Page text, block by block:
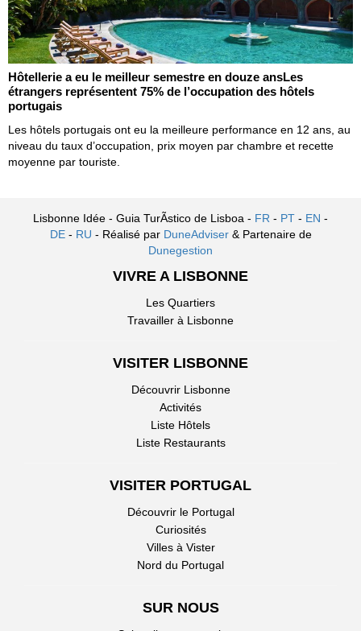
Hôtellerie a eu le meilleur semestre en douze ansLes
étrangers représentent 75% de l’occupation des hôtels
portugais
Les hôtels portugais ont eu la meilleure performance en 12 ans, au
niveau du taux d’occupation, prix moyen par chambre et recette
moyenne par touriste.
Lisbonne Idée - Guia TurÃ­stico de Lisboa - FR - PT - EN -
DE- RU - Réalisé par DuneAdviser & Partenaire de
Dunegestion
VIVRE A LISBONNE
Les Quartiers
Travailler à Lisbonne
VISITER LISBONNE
Découvrir Lisbonne
Activités
Liste Hôtels
Liste Restaurants
VISITER PORTUGAL
Découvrir le Portugal
Curiosités
Villes à Vister
Nord du Portugal
SUR NOUS